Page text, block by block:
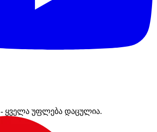
- ყველა უფლება დაცულია.